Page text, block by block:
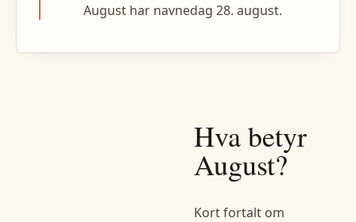
August har navnedag 28. august.
Hva betyr
August?
Kort fortalt om